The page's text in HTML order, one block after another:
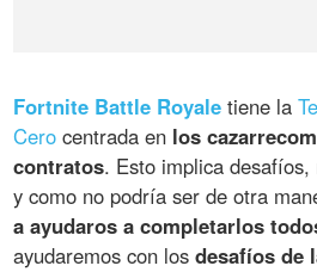
Fortnite Battle Royale tiene la
Cero centrada en los
contratos. Esto implica
y como no podría ser de otra
a ayudaros a completarlos
ayudaremos con losdesafíos de